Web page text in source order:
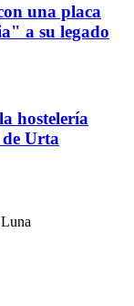
una placa
a su legado
hostelería
Urta